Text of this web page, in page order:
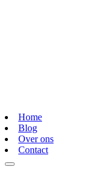
Home
Blog
Over ons
Contact